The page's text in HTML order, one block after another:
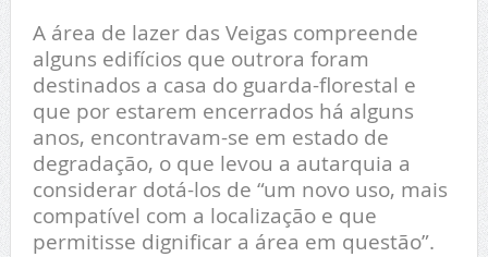
A área de lazer das Veigas compreende
alguns edifícios que outrora foram
destinados a casa do guarda-florestal e
que por estarem encerrados há alguns
anos, encontravam-se em estado de
degradação, o que levou a autarquia a
considerar dotá-los de “um novo uso, mais
compatível com a localização e que
permitisse dignificar a área em questão”.